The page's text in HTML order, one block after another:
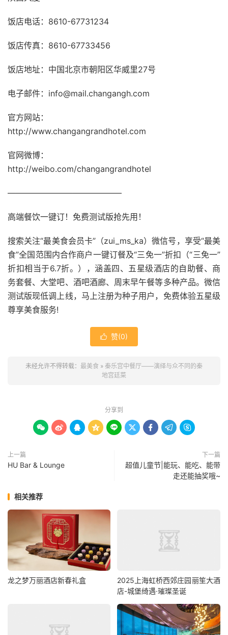
饭店电话：8610-67731234
饭店传真：8610-67733456
饭店地址：中国北京市朝阳区华威里27号
电子邮件：info@mail.changangh.com
官方网站：
http://www.changangrandhotel.com
官网微博：
http://weibo.com/changangrandhotel
——————————————
高端餐饮一键订！免费测试版抢先用！
搜索关注“最美食会员卡”（zui_ms_ka）微信号，享受“最美
食”全国范围内合作商户一键订餐及“三免一”折扣（“三免一”
折扣相当于6.7折。），涵盖四、五星级酒店的自助餐、商
务套餐、大堂吧、酒吧酒廊、周末早午餐等多种产品。微信
测试版现低调上线，马上注册为种子用户，免费体验五星级
尊享美食服务!
 赞(0)
未经允许不得转载： 最美食 » 秦乐宫中餐厅——演绎与众不同的秦
地宫廷菜
分享到
        
上一篇
HU Bar & Lounge
下一篇
超值儿童节|能玩、能吃、能带
走还能抽奖哦~
相关推荐
龙之梦万丽酒店新春礼盒
2025上海虹桥西郊庄园丽笙大酒
店-城堡绮遇·璀璨圣诞